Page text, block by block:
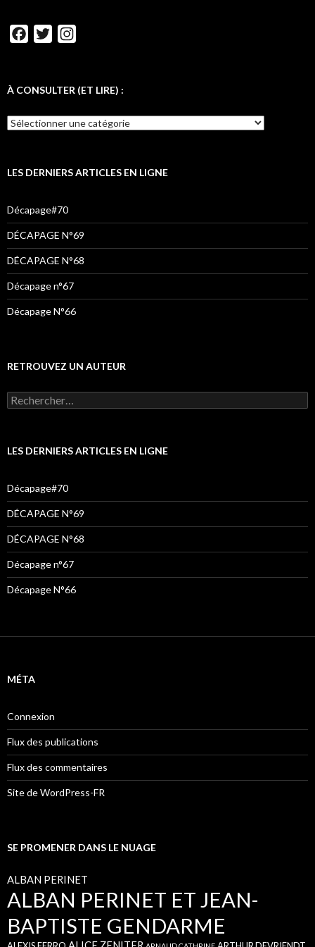
e
o
t
e
t
g
m
À CONSULTER (ET LIRE) :
LES DERNIERS ARTICLES EN LIGNE
Décapage#70
DÉCAPAGE N°69
DÉCAPAGE N°68
Décapage n°67
Décapage N°66
RETROUVEZ UN AUTEUR
LES DERNIERS ARTICLES EN LIGNE
Décapage#70
DÉCAPAGE N°69
DÉCAPAGE N°68
Décapage n°67
Décapage N°66
MÉTA
Connexion
Flux des publications
Flux des commentaires
Site de WordPress-FR
SE PROMENER DANS LE NUAGE
ALBAN PERINET
ALBAN PERINET ET JEAN-
BAPTISTE GENDARME